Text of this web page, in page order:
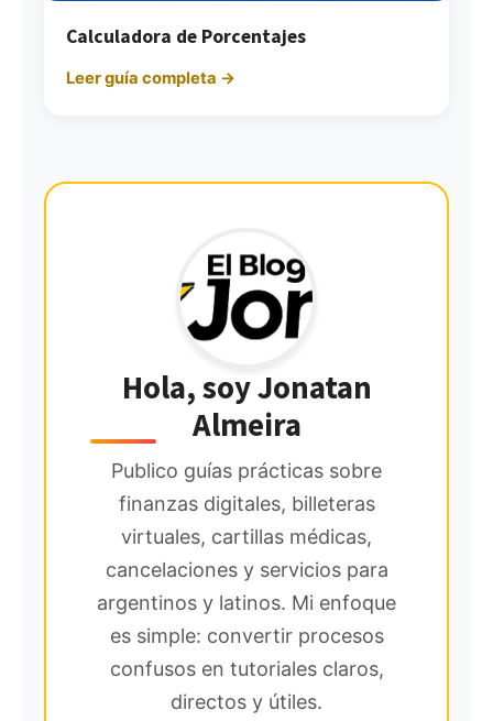
Calculadora de Porcentajes
Leer guía completa →
Hola, soy Jonatan
Almeira
Publico guías prácticas sobre
finanzas digitales, billeteras
virtuales, cartillas médicas,
cancelaciones y servicios para
argentinos y latinos. Mi enfoque
es simple: convertir procesos
confusos en tutoriales claros,
directos y útiles.